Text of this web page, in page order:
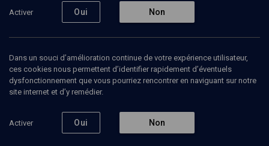
La rédaction
Activer Oui Non
Dans un souci d’amélioration continue de votre expérience utilisateur,
ces cookies nous permettent d’identifier rapidement d’éventuels
dysfonctionnement que vous pourriez rencontrer en naviguant sur notre
site internet et d’y remédier.
Activer Oui Non